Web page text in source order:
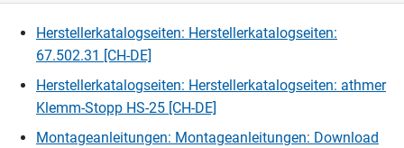
Herstellerkatalogseiten: Herstellerkatalogseiten:
67.502.31 [CH-DE]
Herstellerkatalogseiten: Herstellerkatalogseiten: athmer
Klemm-Stopp HS-25 [CH-DE]
Montageanleitungen: Montageanleitungen: Download